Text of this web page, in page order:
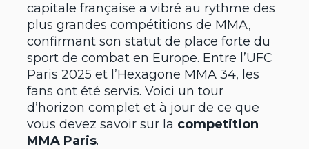
capitale française a vibré au rythme des
plus grandes compétitions de MMA,
confirmant son statut de place forte du
sport de combat en Europe. Entre l’UFC
Paris 2025 et l’Hexagone MMA 34, les
fans ont été servis. Voici un tour
d’horizon complet et à jour de ce que
vous devez savoir sur la competition
MMA Paris.